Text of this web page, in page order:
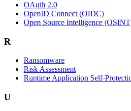
OAuth 2.0
OpenID Connect (OIDC)
Open Source Intelligence
R
Ransomware
Risk Assessment
Runtime Application Self-
U